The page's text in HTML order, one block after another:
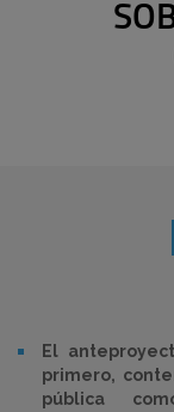
El
primero,
pública